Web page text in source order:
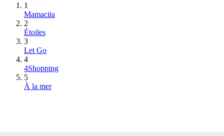
1
Mamacita
2
Étoiles
3
Let Go
4
4Shopping
5
À la mer